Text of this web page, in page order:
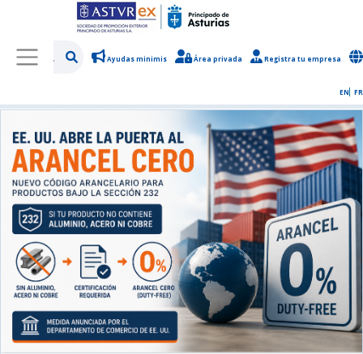
Ayudas minimis Área privada Registra tu empresa
EN FR